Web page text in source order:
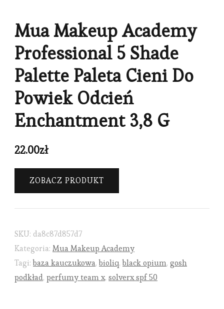
Mua Makeup Academy
Professional 5 Shade
Palette Paleta Cieni Do
Powiek Odcień
Enchantment 3,8 G
22.00zł
ZOBACZ PRODUKT
SKU: da8c87d857d7
Kategoria: Mua Makeup Academy
Tagi:baza kauczukowa,bioliq,black opium, gosh
podkład, perfumy team x, solverx spf 50